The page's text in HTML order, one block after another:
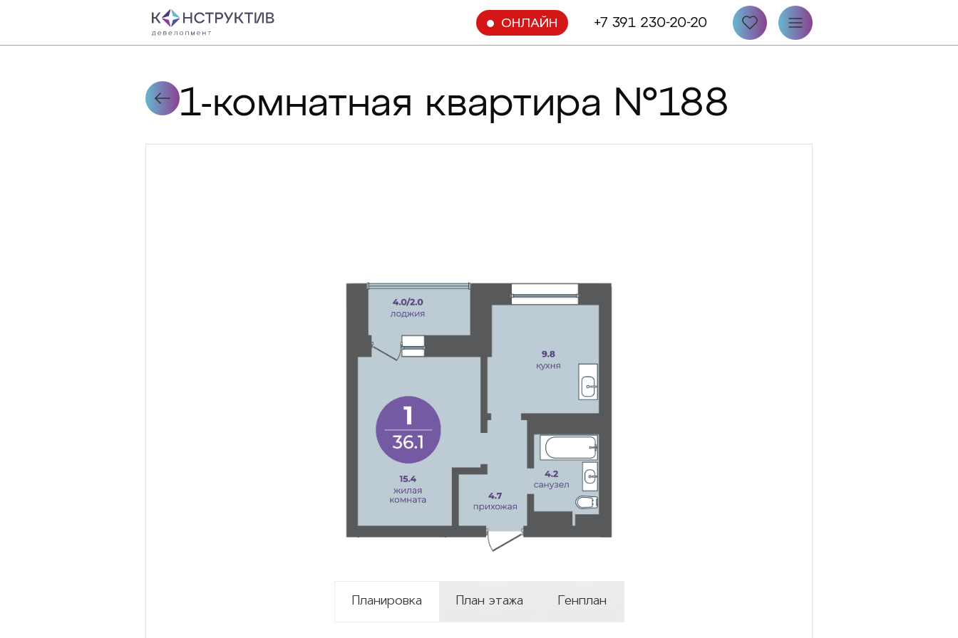
ОНЛАЙН +7 391 230-20-20
1-комнатная квартира №188
Планировка План этажа Генплан